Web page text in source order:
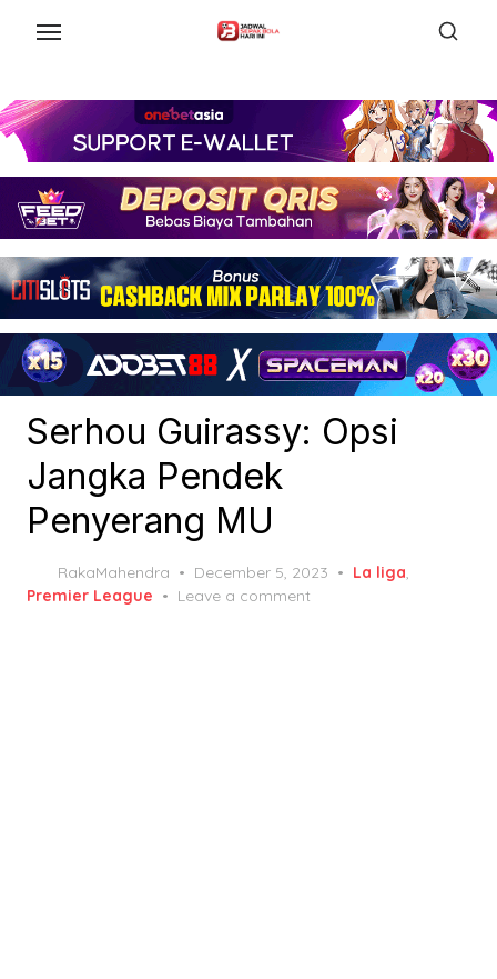
content
Serhou Guirassy: Opsi
Jangka Pendek
Penyerang MU
RakaMahendra
Posted
on
December 5, 2023 La liga,
Premier League
Leave a comment